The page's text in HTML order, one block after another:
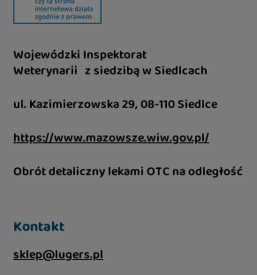
Wojewódzki Inspektorat
Weterynarii z siedzibą w Siedlcach
ul. Kazimierzowska 29, 08-110 Siedlce
https://www.mazowsze.wiw.gov.pl/
Obrót detaliczny lekami OTC na odległość
Kontakt
sklep@lugers.pl